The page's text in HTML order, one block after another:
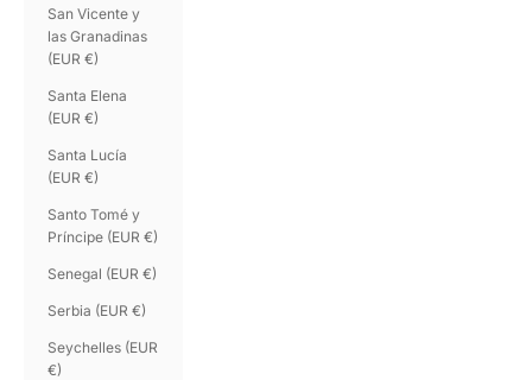
San Vicente y
las Granadinas
(EUR €)
Santa Elena
(EUR €)
Santa Lucía
(EUR €)
Santo Tomé y
Príncipe (EUR €)
Senegal (EUR €)
Serbia (EUR €)
Seychelles (EUR
€)